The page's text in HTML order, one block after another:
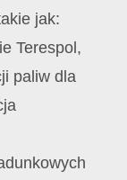
jak:
Terespol,
paliw dla